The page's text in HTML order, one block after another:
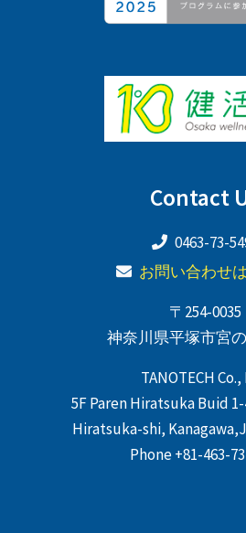
Contact
0463-73-
お問い合わせ
〒254-0035
神奈川県平塚市宮
TANOTECH
5F Paren Hiratsuka Buid
Hiratsuka-shi,
Phone +81-463-